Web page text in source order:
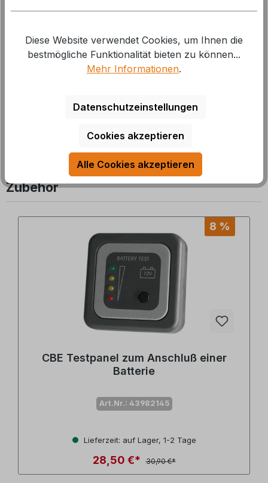
Komplettset
Art.Nr.: KS115220
Lieferzeit: 3-5 Tage
2.759,00 €* 3.915,30 €*
Zubehör
8 %
CBE Testpanel zum Anschluß einer
Batterie
Art.Nr.: 43982145
Lieferzeit: auf Lager, 1-2 Tage
28,50 €* 30,90 €*
Diese Website verwendet Cookies, um Ihnen die
bestmögliche Funktionalität bieten zu können...
Mehr Informationen.
Datenschutzeinstellungen
Cookies akzeptieren
Alle Cookies akzeptieren